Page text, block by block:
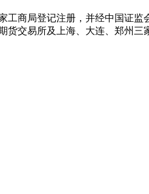
工商局登记注册，并经中国证
货交易所及上海、大连、郑州三